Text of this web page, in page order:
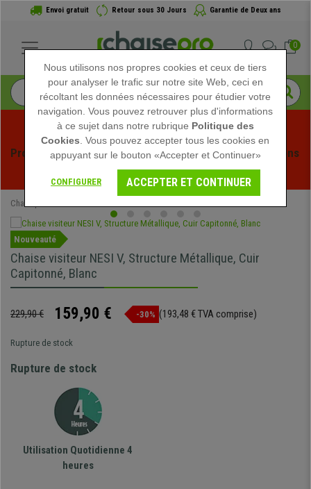
Envoi gratuit Retour sous 30 Jours Garantie de Deux ans
0
Profitez des soldes d'été chez Chaisepro ! Des réductions
exclusives pour une durée limitée - Voir l'offre
Chaisepro
Nouveauté
Chaise visiteur NESI V, Structure Métallique, Cuir
Capitonné, Blanc
229,90 € 159,90 € -30% (193,48 € TVA comprise)
Rupture de stock
Rupture de stock
Utilisation Quotidienne 4
heures
Nous utilisons nos propres cookies et ceux de tiers
pour analyser le trafic sur notre site Web, ceci en
récoltant les données nécessaires pour étudier votre
navigation. Vous pouvez retrouver plus d'informations
à ce sujet dans notre rubrique Politique des
Cookies . Vous pouvez accepter tous les cookies en
appuyant sur le bouton «Accepter et Continuer»
CONFIGURER ACCEPTER ET CONTINUER